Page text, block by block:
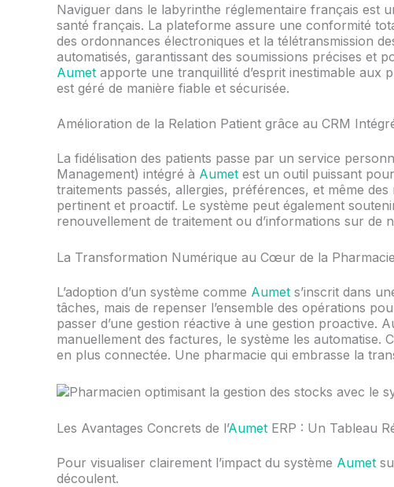
Naviguer dans le labyrinthe réglementaire français est
santé français. La plateforme assure une conformité
des ordonnances électroniques et la télétransmission
automatisés, garantissant des soumissions précises et
Aumet apporte une tranquillité d’esprit inestimable
est géré de manière fiable et sécurisée.
Amélioration de la Relation Patient grâce au CRM
La fidélisation des patients passe par un service
Management) intégré à Aumet est un outil puissant
traitements passés, allergies, préférences, et même
pertinent et proactif. Le système peut également
renouvellement de traitement ou d’informations sur de
La Transformation Numérique au Cœur de la
L’adoption d’un système comme Aumet s’inscrit dans
tâches, mais de repenser l’ensemble des opérations
passer d’une gestion réactive à une gestion proactive.
manuellement des factures, le système les automatise.
en plus connectée. Une pharmacie qui embrasse la
Les Avantages Concrets de l’Aumet ERP : Un Tableau
Pour visualiser clairement l’impact du système Aumet
découlent.